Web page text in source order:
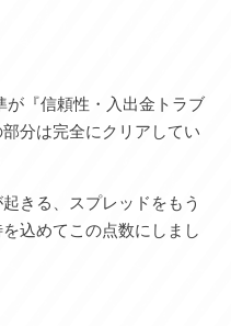
が『信頼性・入出金トラブ
分は完全にクリアしてい
きる、スプレッドをもう
込めてこの点数にしまし